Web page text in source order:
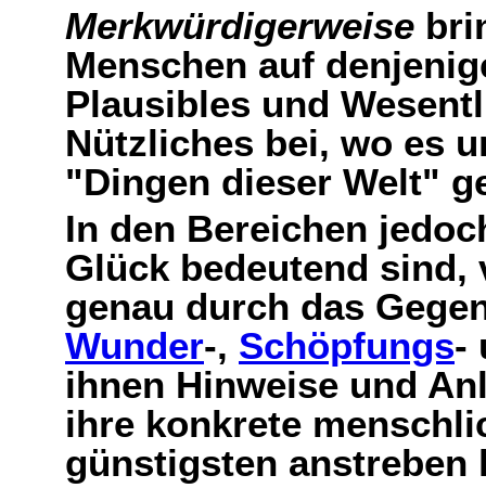
Merkwürdigerweise
Menschen auf
Plausibles und
Nützliches bei, wo es
"Dingen dieser Welt"
In den Bereichen
Glück bedeutend sind,
genau durch das
Wunder-, Schöpfungs-
ihnen Hinweise und
ihre konkrete
günstigsten anstreben